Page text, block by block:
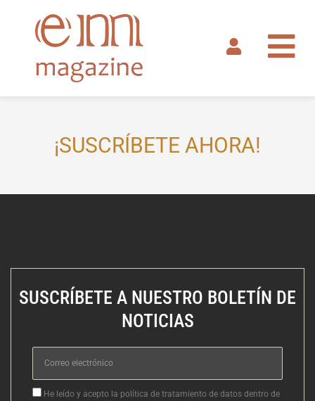
contenido
¡SUSCRÍBETE AHORA!
SUSCRÍBETE A NUESTRO BOLETÍN DE
NOTICIAS
Correo
electrónico
Aceptacion
He leído y acepto la política de tratamiento de datos dentro de